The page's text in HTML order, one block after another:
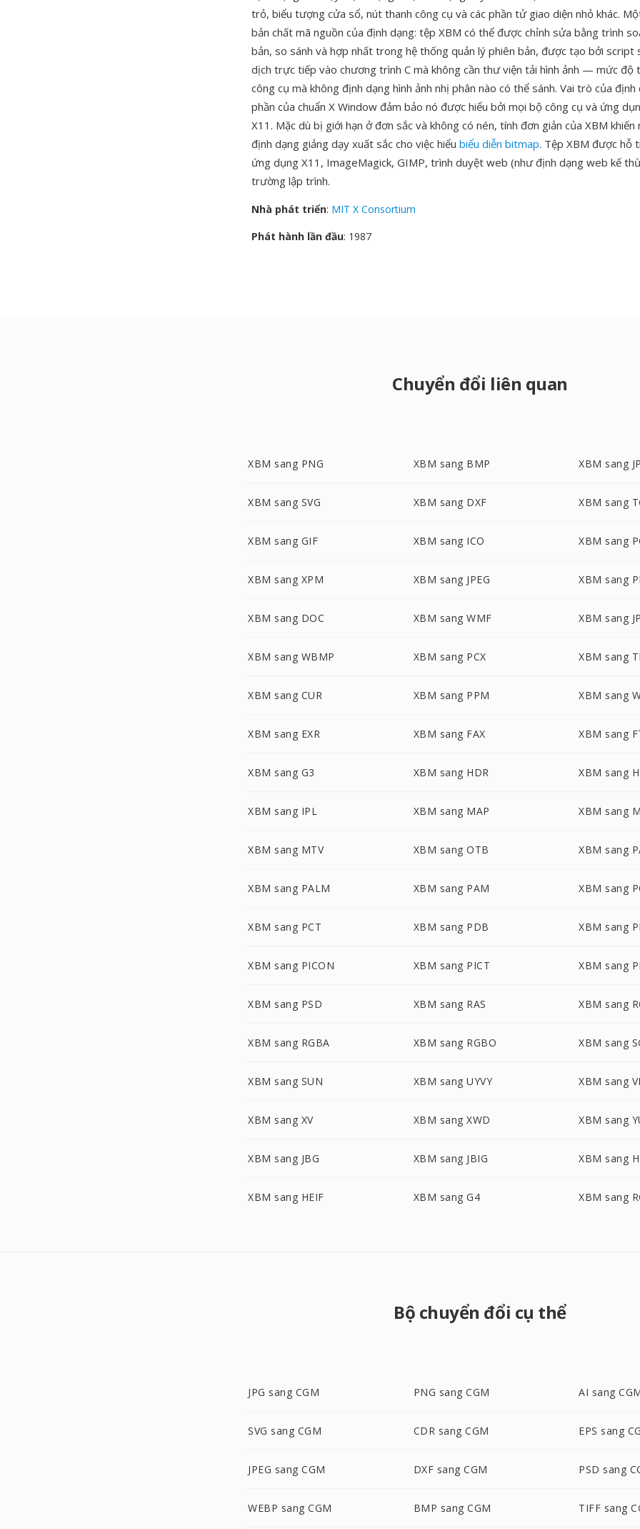
trỏ, biểu tượng cửa sổ, nút thanh công cụ và các phần tử giao diện nhỏ khác.
bản chất mã nguồn của định dạng: tệp XBM có thể được chỉnh sửa bằng trình
bản, so sánh và hợp nhất trong hệ thống quản lý phiên bản, được tạo bởi script
dịch trực tiếp vào chương trình C mà không cần thư viện tải hình ảnh — mức độ
công cụ mà không định dạng hình ảnh nhị phân nào có thể sánh. Vai trò của
phần của chuẩn X Window đảm bảo nó được hiểu bởi mọi bộ công cụ và ứng
X11. Mặc dù bị giới hạn ở đơn sắc và không có nén, tính đơn giản của XBM
định dạng giảng dạy xuất sắc cho việc hiểu biểu diễn bitmap. Tệp XBM được hỗ
ứng dụng X11, ImageMagick, GIMP, trình duyệt web (như định dạng web kế
trường lập trình.
Nhà phát triển: MIT X Consortium
Phát hành lần đầu: 1987
Chuyển đổi liên quan
XBM sang PNG XBM sang BMP XBM sang
XBM sang SVG XBM sang DXF XBM sang
XBM sang GIF XBM sang ICO XBM sang
XBM sang XPM XBM sang JPEG XBM sang
XBM sang DOC XBM sang WMF XBM sang
XBM sang WBMP XBM sang PCX XBM sang
XBM sang CUR XBM sang PPM XBM sang
XBM sang EXR XBM sang FAX XBM sang
XBM sang G3 XBM sang HDR XBM sang
XBM sang IPL XBM sang MAP XBM sang
XBM sang MTV XBM sang OTB XBM sang
XBM sang PALM XBM sang PAM XBM sang
XBM sang PCT XBM sang PDB XBM sang
XBM sang PICON XBM sang PICT XBM sang
XBM sang PSD XBM sang RAS XBM sang
XBM sang RGBA XBM sang RGBO XBM sang
XBM sang SUN XBM sang UYVY XBM sang
XBM sang XV XBM sang XWD XBM sang
XBM sang JBG XBM sang JBIG XBM sang
XBM sang HEIF XBM sang G4 XBM sang
Bộ chuyển đổi cụ thể
JPG sang CGM PNG sang CGM AI sang
SVG sang CGM CDR sang CGM EPS sang
JPEG sang CGM DXF sang CGM PSD sang
WEBP sang CGM BMP sang CGM TIFF sang